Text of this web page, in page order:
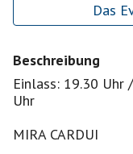
Das
Beschreibung
Einlass: 19.30 Uhr
Uhr
MIRA CARDUI